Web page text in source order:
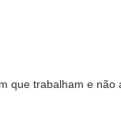
que trabalham e não